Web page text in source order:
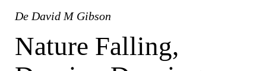
De David M Gibson
Nature Falling,